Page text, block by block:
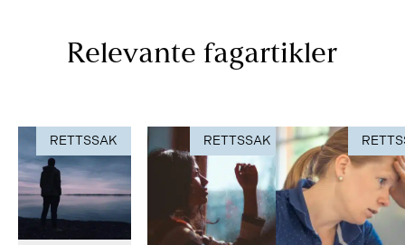
Relevante fagartikler
RETTSSAK RETTSSAK